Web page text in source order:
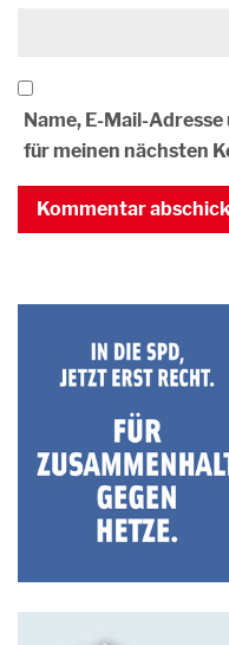
Name, E-Mail-
für meinen nächsten